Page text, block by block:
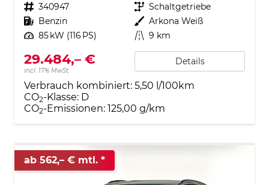
Fahrzeugnr. 340947 Getriebe Schaltgetriebe
Kraftstoff Benzin Außenfarbe Arkona Weiß
Leistung 85 kW (116 PS) Kilometerstand 9 km
29.484,– €
incl. 17% MwSt.
Details
Verbrauch kombiniert: 5,50 l/100km
CO2-Klasse: D
CO2-Emissionen: 125,00 g/km
ab 562,– € mtl.